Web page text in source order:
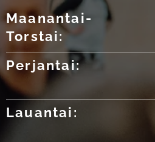
Maanantai-
Torstai:
Perjantai:
Lauantai: